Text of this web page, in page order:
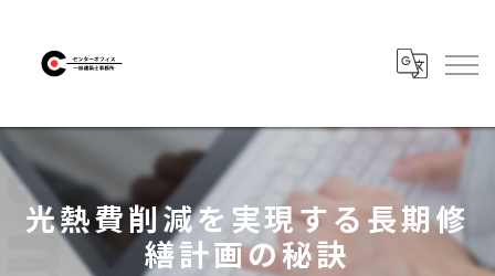
光熱費削減を実現する長期修
繕計画の秘訣